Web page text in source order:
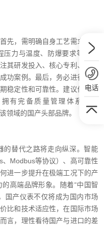
先，需明确自身工艺需求：测
力与温度、防爆要求等。其
其研发投入、核心专利、行业
功案例。最后，务必进行样品
稳定性和可靠性。建议优先选
有完备质量管理体系（如
领域的国产头部品牌。
的替代之路将走向纵深。智能
Modbus等协议）、高可靠性
进一步提升在极端工况下的产
高端品牌形象。随着“中国智
国产仪表不仅将成为国内市场
比和技术适应性，在国际市场
言，理性看待国产与进口的差
电话